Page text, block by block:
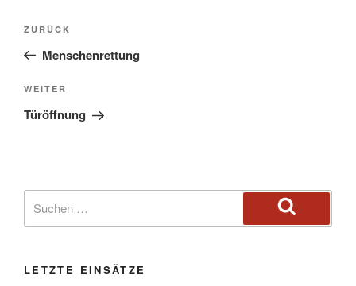
ZURÜCK
Menschenrettung
WEITER
Türöffnung
LETZTE EINSÄTZE